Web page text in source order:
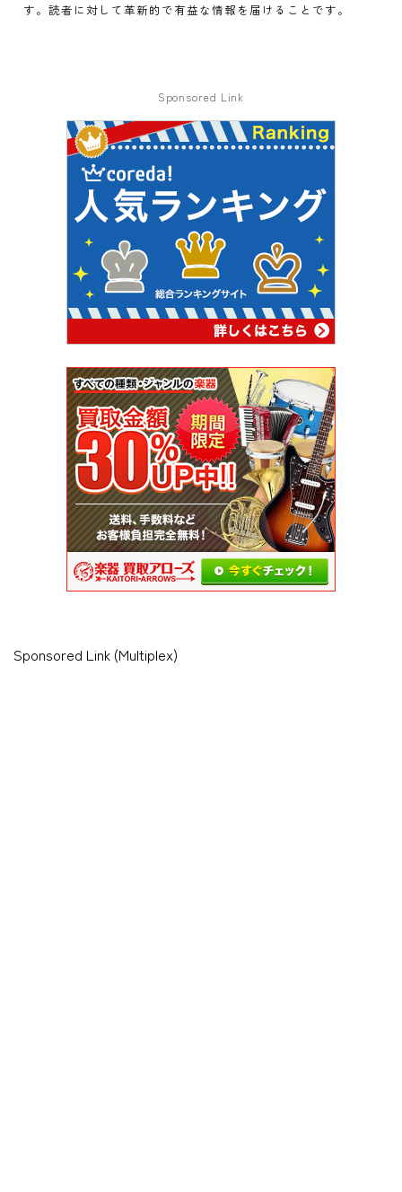
す。読者に対して革新的で有益な情報を届けることです。
Sponsored Link
Sponsored Link (Multiplex)